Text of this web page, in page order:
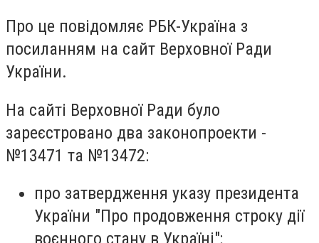
Про це повідомляє РБК-Україна з
посиланням на сайт Верховної Ради
України.
На сайті Верховної Ради було
зареєстровано два законопроекти -
№13471 та №13472:
про затвердження указу президента
України "Про продовження строку дії
воєнного стану в Україні";